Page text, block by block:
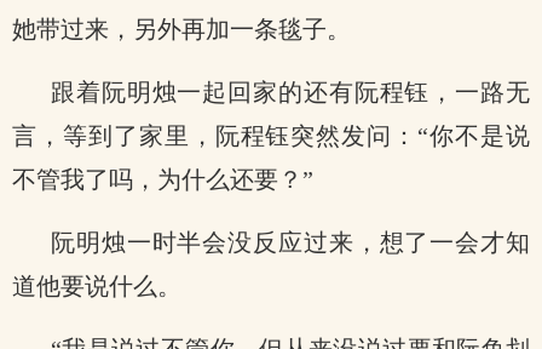
她带过来，另外再加一条毯子。
跟着阮明烛一起回家的还有阮程钰，一路无
言，等到了家里，阮程钰突然发问：“你不是说
不管我了吗，为什么还要？”
阮明烛一时半会没反应过来，想了一会才知
道他要说什么。